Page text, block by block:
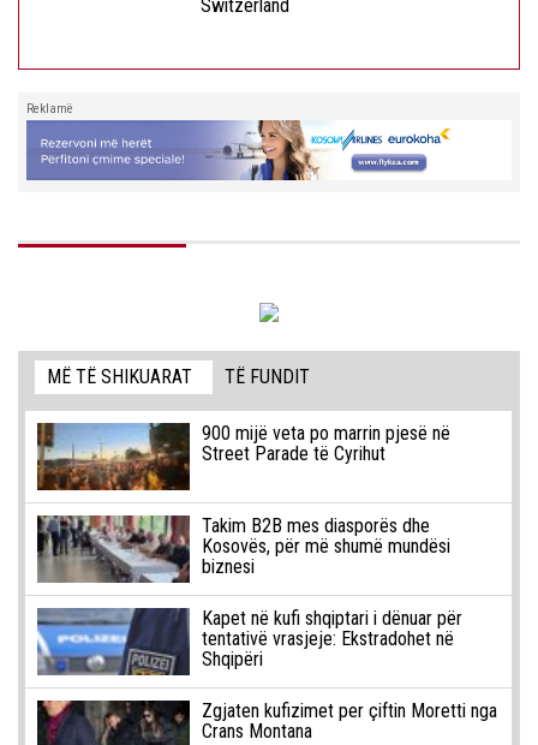
Switzerland
Reklamë
MË TË SHIKUARAT TË FUNDIT
900 mijë veta po marrin pjesë në
Street Parade të Cyrihut
Takim B2B mes diasporës dhe
Kosovës, për më shumë mundësi
biznesi
Kapet në kufi shqiptari i dënuar për
tentativë vrasjeje: Ekstradohet në
Shqipëri
Zgjaten kufizimet per çiftin Moretti nga
Crans Montana